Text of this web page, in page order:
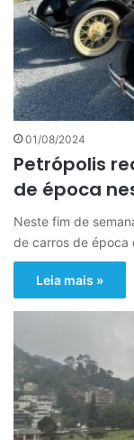
01/08/2024
Petrópolis
de época
Neste fim de
de carros de época
Leia mais »